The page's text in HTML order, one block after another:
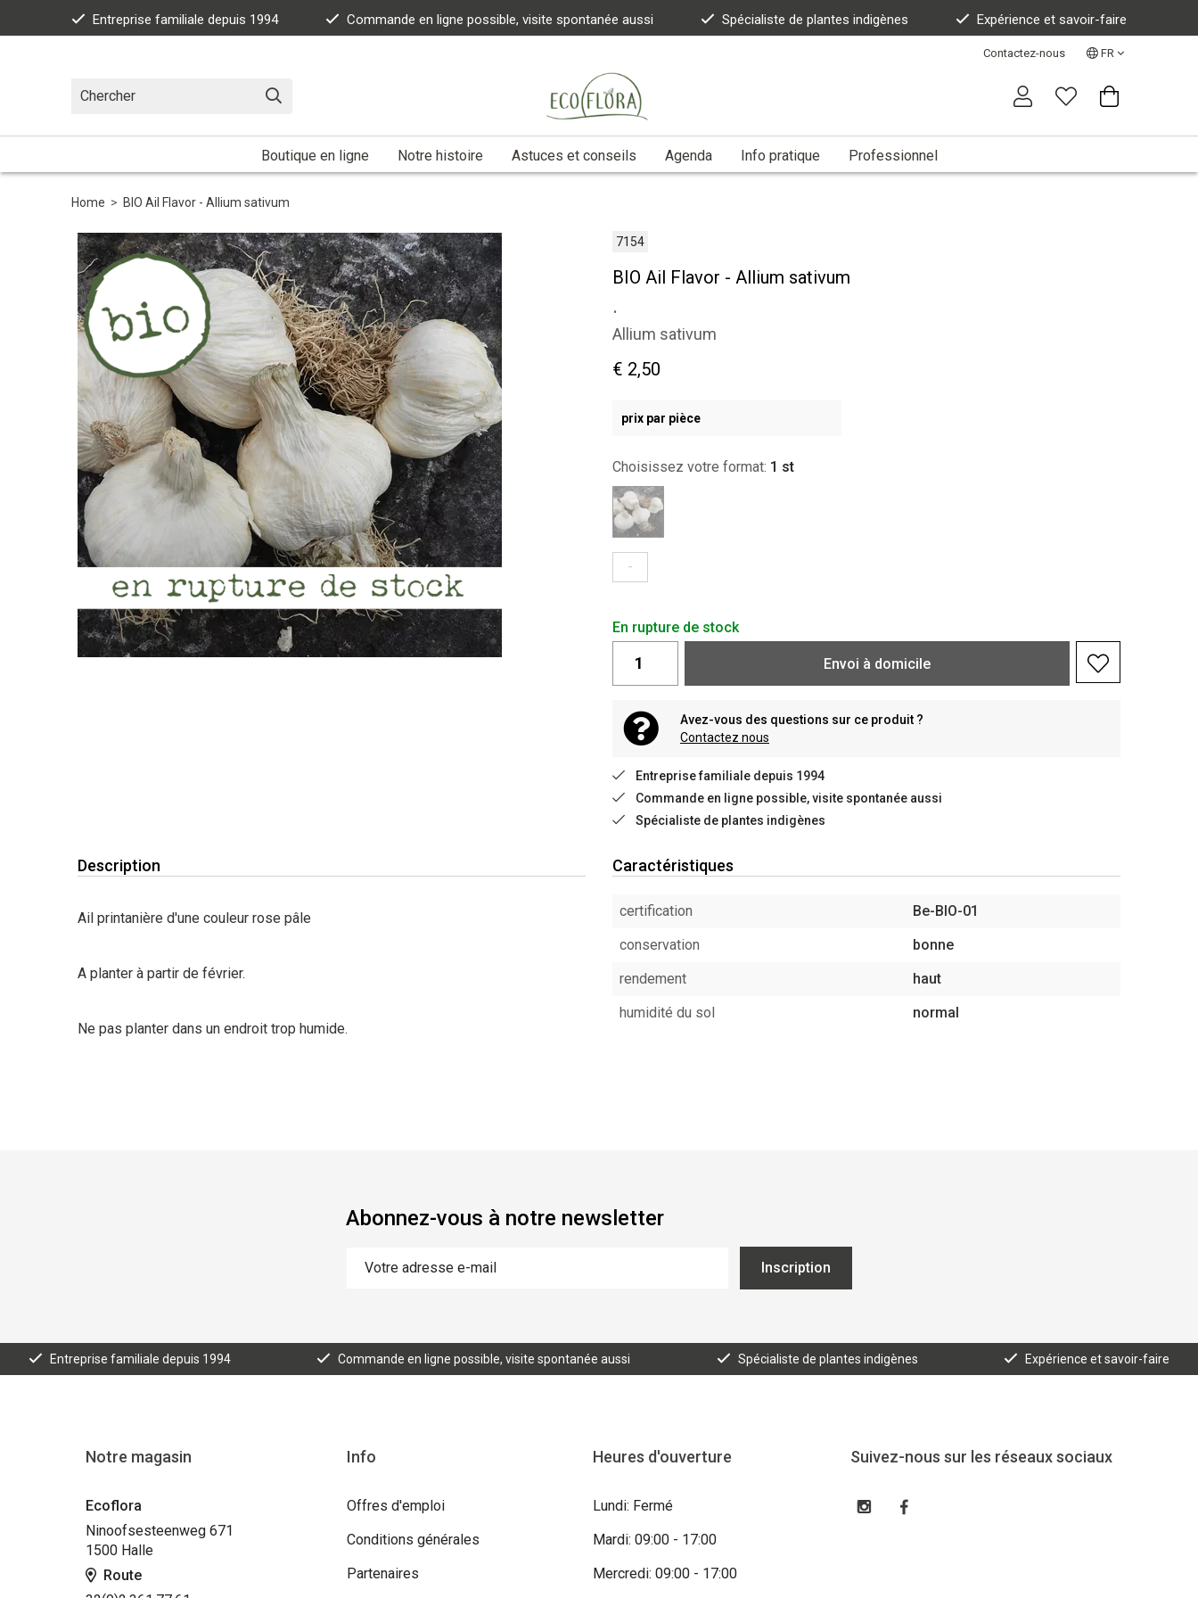
Entreprise familiale depuis 1994 Commande en ligne possible, visite spontanée aussi Spécialiste de plantes indigènes Expérience et savoir-faire
Contactez-nous FR
Boutique en ligne Notre histoire Astuces et conseils Agenda Info pratique Professionnel
Home > BIO Ail Flavor - Allium sativum
7154
BIO Ail Flavor - Allium sativum
.
Allium sativum
€ 2,50
prix par pièce
Choisissez votre format: 1 st
-
En rupture de stock
Envoi à domicile
Avez-vous des questions sur ce produit ?
Contactez nous
Entreprise familiale depuis 1994
Commande en ligne possible, visite spontanée aussi
Spécialiste de plantes indigènes
Description
Ail printanière d'une couleur rose pâle
A planter à partir de février.
Ne pas planter dans un endroit trop humide.
Caractéristiques
certification
Be-BIO-01
conservation
bonne
rendement
haut
humidité du sol
normal
Abonnez-vous à notre newsletter
Inscription
Entreprise familiale depuis 1994 Commande en ligne possible, visite spontanée aussi Spécialiste de plantes indigènes Expérience et savoir-faire
Notre magasin
Ecoflora
Ninoofsesteenweg 671
1500 Halle
Route
Info
Offres d'emploi
Conditions générales
Partenaires
Heures d'ouverture
Lundi: Fermé
Mardi: 09:00 - 17:00
Mercredi: 09:00 - 17:00
Suivez-nous sur les réseaux sociaux